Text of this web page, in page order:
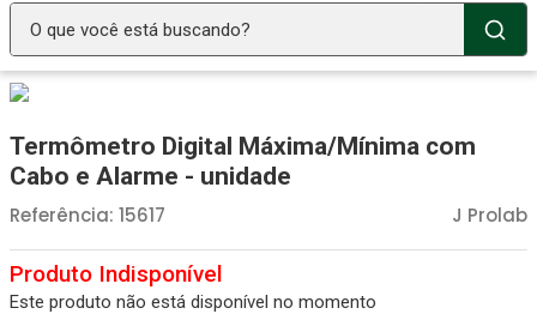
O que você está buscando?
Termômetro Digital Máxima/Mínima com
Cabo e Alarme - unidade
J Prolab
Referência: 15617
Este produto não está disponível no momento
2 º Fralda Geriatrica
3º Littmann
4º Luva Latex
5º Absorvente Geriatrico